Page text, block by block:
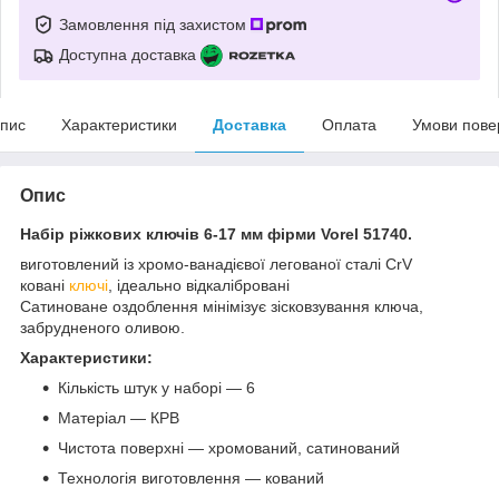
Замовлення під захистом
Доступна доставка
Характеристики Доставка Оплата Умови
Опис
Набір ріжкових ключів 6-17 мм фірми Vorel 51740.
виготовлений із хромо-ванадієвої легованої сталі CrV
ковані ключі , ідеально відкалібровані
Сатиноване оздоблення мінімізує зісковзування ключа,
забрудненого оливою.
Характеристики:
Кількість штук у наборі — 6
Матеріал — КРВ
Чистота поверхні — хромований, сатинований
Технологія виготовлення — кований